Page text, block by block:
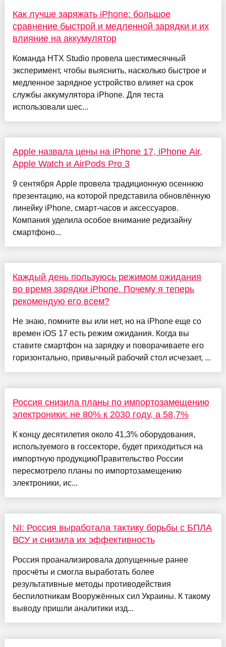
Как лучше заряжать iPhone: большое
сравнение быстрой и медленной зарядки и их
влияние на аккумулятор
Команда HTX Studio провела шестимесячный
эксперимент, чтобы выяснить, насколько быстрое и
медленное зарядное устройство влияет на срок
службы аккумулятора iPhone. Для теста
использовали шес...
Apple назвала цены на iPhone 17, iPhone Air,
Apple Watch и AirPods Pro 3
9 сентября Apple провела традиционную осеннюю
презентацию, на которой представила обновлённую
линейку iPhone, смарт-часов и аксессуаров.
Компания уделила особое внимание редизайну
смартфоно...
Каждый день пользуюсь режимом ожидания
во время зарядки iPhone. Почему я теперь
рекомендую его всем?
Не знаю, помните вы или нет, но на iPhone еще со
времен iOS 17 есть режим ожидания. Когда вы
ставите смартфон на зарядку и поворачиваете его
горизонтально, привычный рабочий стол исчезает, ...
Россия снизила планы по импортозамещению
электроники: не 80% к 2030 году, а 58,7%
К концу десятилетия около 41,3% оборудования,
используемого в госсекторе, будет приходиться на
импортную продукциюПравительство России
пересмотрело планы по импортозамещению
электроники, ис...
NI: Россия выработала тактику борьбы с БПЛА
ВСУ и снизила их эффективность
Россия проанализировала допущенные ранее
просчёты и смогла выработать более
результативные методы противодействия
беспилотникам Вооружённых сил Украины. К такому
выводу пришли аналитики изд...